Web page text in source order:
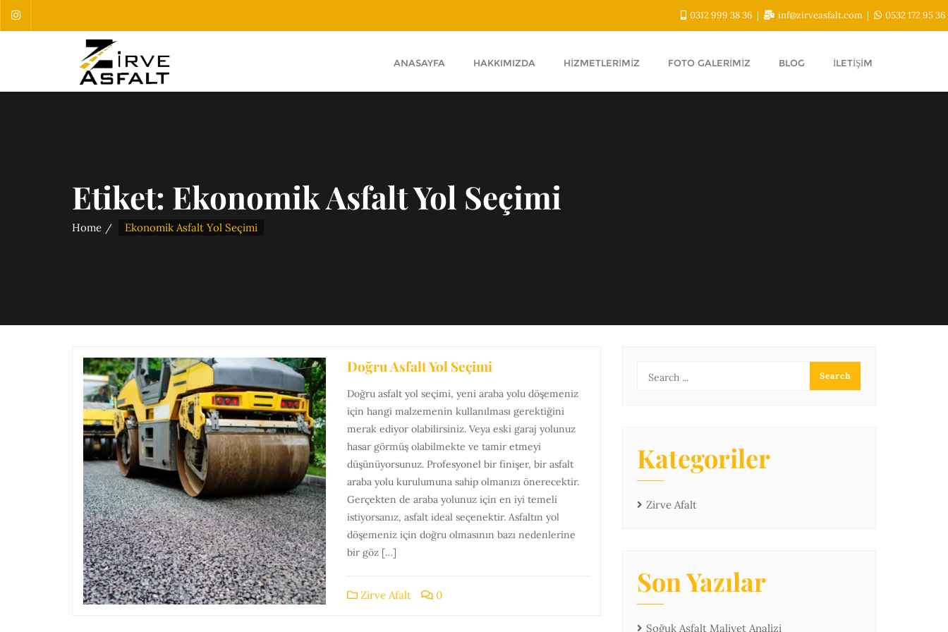
0312 999 38 36 inf@zirveasfalt.com 0532 172 95 36
ANASAYFA HAKKIMIZDA HIZMETLERIMIZ FOTO GALERIMIZ BLOG İLETIŞIM
Etiket: Ekonomik Asfalt Yol Seçimi
Home Ekonomik Asfalt Yol Seçimi
Doğru Asfalt Yol Seçimi
Doğru asfalt yol seçimi, yeni araba yolu döşemeniz
için hangi malzemenin kullanılması gerektiğini
merak ediyor olabilirsiniz. Veya eski garaj yolunuz
hasar görmüş olabilmekte ve tamir etmeyi
düşünüyorsunuz. Profesyonel bir finişer, bir asfalt
araba yolu kurulumuna sahip olmanızı önerecektir.
Gerçekten de araba yolunuz için en iyi temeli
istiyorsanız, asfalt ideal seçenektir. Asfaltın yol
döşemeniz için doğru olmasının bazı nedenlerine
bir göz […]
Zirve Afalt 0
Kategoriler
Zirve Afalt
Son Yazılar
Soğuk Asfalt Maliyet Analizi